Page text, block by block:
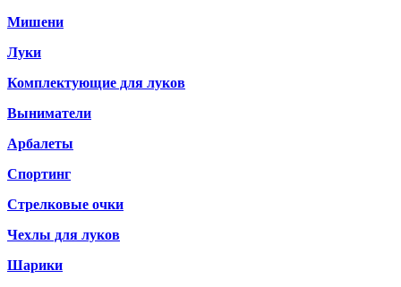
Мишени
Луки
Комплектующие для луков
Выниматели
Арбалеты
Спортинг
Стрелковые очки
Чехлы для луков
Шарики